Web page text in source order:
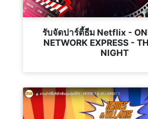
รับจัดปาร์ตี้ธีม Netflix -
NETWORK EXPRESS -
NIGHT